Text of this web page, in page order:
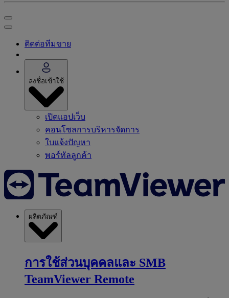
ติดต่อทีมขาย
ลงชื่อเข้าใช้
เปิดแอปเว็บ
คอนโซลการบริหารจัดการ
ใบแจ้งปัญหา
พอร์ทัลลูกค้า
ผลิตภัณฑ์
การใช้ส่วนบุคคลและ SMB
TeamViewer Remote